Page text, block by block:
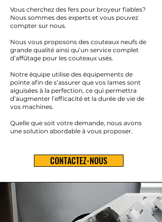
Vous cherchez des fers pour broyeur fiables?
Nous sommes des experts et vous pouvez
compter sur nous.
Nous vous proposons des couteaux neufs de
grande qualité ainsi qu’un service complet
d’affûtage pour les couteaux usés.
Notre équipe utilise des équipements de
pointe afin de s’assurer que vos lames sont
aiguisées à la perfection, ce qui permettra
d’augmenter l’efficacité et la durée de vie de
vos machines.
Quelle que soit votre demande, nous avons
une solution abordable à vous proposer.
CONTACTEZ-NOUS